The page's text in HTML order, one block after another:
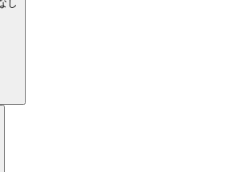
し